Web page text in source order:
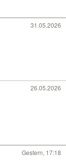
31.05.2026
26.05.2026
Gestern, 17:18